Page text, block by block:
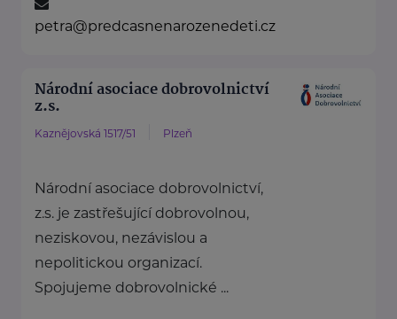
petra@predcasnenarozenedeti.cz
Národní asociace dobrovolnictví
z.s.
Kaznějovská 1517/51 Plzeň
Národní asociace dobrovolnictví,
z.s. je zastřešující dobrovolnou,
neziskovou, nezávislou a
nepolitickou organizací.
Spojujeme dobrovolnické ...